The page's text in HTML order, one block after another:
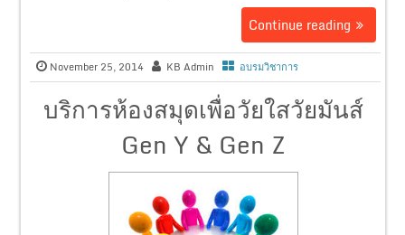
Continue reading
November 25, 2014 KB Admin อบรมวิชาการ
บริการห้องสมุดเพื่อวัยใสวัยมันส์
Gen Y & Gen Z